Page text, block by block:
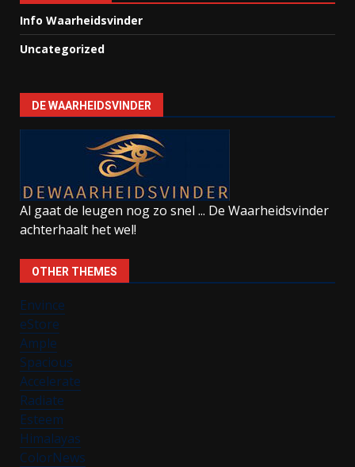
Info Waarheidsvinder
Uncategorized
DE WAARHEIDSVINDER
Al gaat de leugen nog zo snel ... De Waarheidsvinder
achterhaalt het wel!
OTHER THEMES
Envince
eStore
Ample
Spacious
Accelerate
Radiate
Esteem
Himalayas
ColorNews